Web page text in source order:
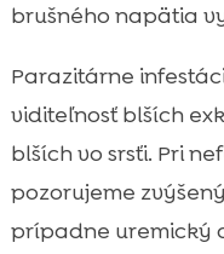
brušného napätia
Parazitárne
viditeľnosť blších
blších vo srsťi. Pri
pozorujeme
prípadne uremický